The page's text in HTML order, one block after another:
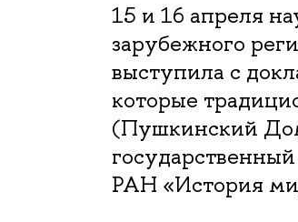
15 и 16 апреля
зарубежного
выступила с
которые
(Пушкинский
РАН «История